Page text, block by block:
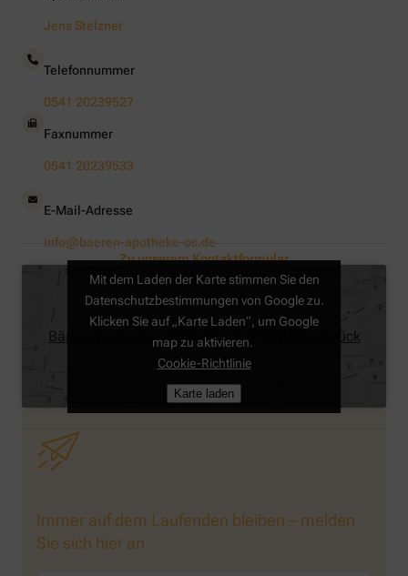
Jens Stelzner
Telefonnummer
0541 20239527
Faxnummer
0541 20239533
E-Mail-Adresse
info@baeren-apotheke-os.de
Zu unserem Kontaktformular
Bären-Apotheke, Große Str. 5, 49074 Osnabrück
Mit dem Laden der Karte stimmen Sie den
Datenschutzbestimmungen von Google zu.
Klicken Sie auf „Karte Laden“, um Google
map zu aktivieren.
Cookie-Richtlinie
Karte laden
Immer auf dem Laufenden bleiben – melden
Sie sich hier an.